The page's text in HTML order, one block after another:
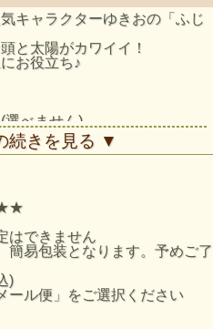
キャラクターゆきおの「ふじ
と太陽がカワイイ！
お役立ち♪
べません)
続きを見る ▼
★★
はできません
簡易包装となります。予めご了
)
ール便」をご選択ください